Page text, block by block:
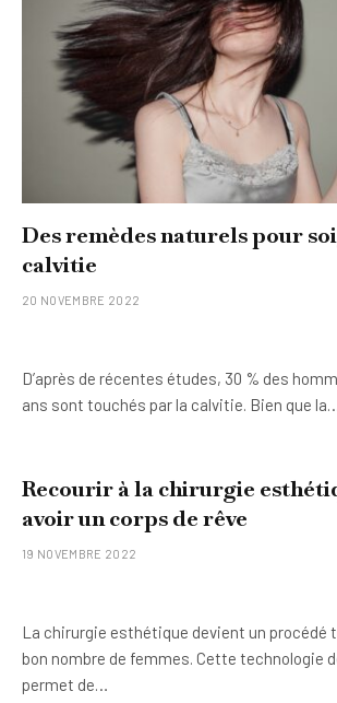
Des remèdes naturels pour
calvitie
20 NOVEMBRE 2022
D’après de récentes études, 30 % des
ans sont touchés par la calvitie. Bien que
Recourir à la chirurgie
avoir un corps de rêve
19 NOVEMBRE 2022
La chirurgie esthétique devient un procédé
bon nombre de femmes. Cette technologie
permet de…